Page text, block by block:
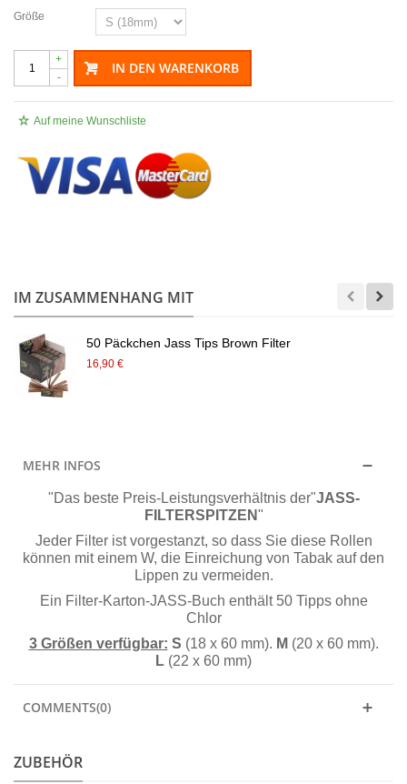
Größe
-
+ IN DEN WARENKORB
Auf meine Wunschliste
IM ZUSAMMENHANG MIT
50 Päckchen Jass Tips Brown Filter
16,90 €
MEHR INFOS
"Das beste Preis-Leistungsverhältnis der"JASS-
FILTERSPITZEN"
Jeder Filter ist vorgestanzt, so dass Sie diese Rollen
können mit einem W, die Einreichung von Tabak auf den
Lippen zu vermeiden.
Ein Filter-Karton-JASS-Buch enthält 50 Tipps ohne
Chlor
3 Größen verfügbar: S (18 x 60 mm). M (20 x 60 mm).
L (22 x 60 mm)
COMMENTS(0)
ZUBEHÖR